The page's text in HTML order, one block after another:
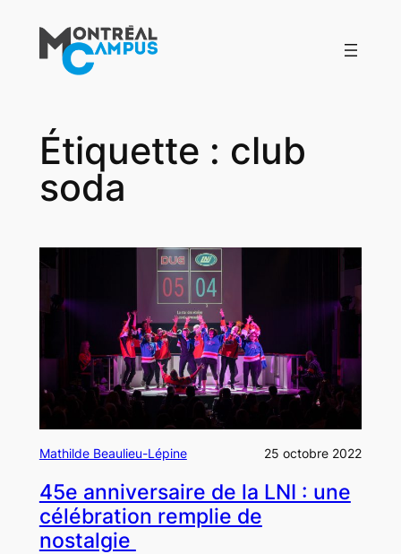
contenu
Étiquette : club
soda
Mathilde Beaulieu-Lépine 25 octobre 2022
45e anniversaire de la LNI : une
célébration remplie de
nostalgie